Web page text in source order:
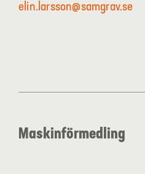
elin.larsson@samgrav.se
Maskinförmedling